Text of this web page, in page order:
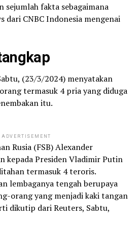
sejumlah fakta sebagaimana
dari CNBC Indonesia mengenai
(23/3/2024) menyatakan
termasuk 4 pria yang diduga
itu.
ADVERTISEMENT
Rusia (FSB) Alexander
kepada Presiden Vladimir Putin
termasuk 4 teroris.
lembaganya tengah berupaya
orang yang menjadi kaki tangan
dikutip dari Reuters, Sabtu,